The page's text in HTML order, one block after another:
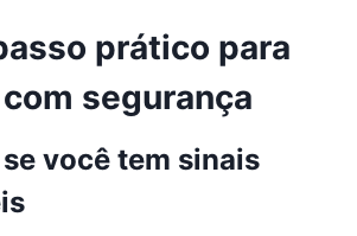
prático para
segurança
se você tem sinais